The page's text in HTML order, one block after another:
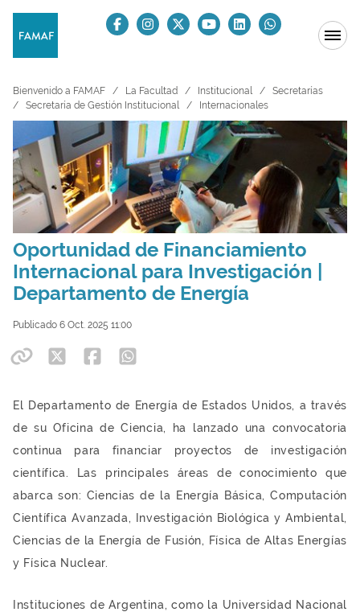
Bienvenido a FAMAF La Facultad Institucional
Secretarías
Secretaría de Gestión Institucional
Internacionales
Oportunidad de Financiamiento
Internacional para Investigación |
Departamento de Energía
Publicado 6 Oct. 2025 11:00
El Departamento de Energía de Estados Unidos, a través
de su Oficina de Ciencia, ha lanzado una convocatoria
continua para financiar proyectos de investigación
científica. Las principales áreas de conocimiento que
abarca son: Ciencias de la Energía Básica, Computación
Científica Avanzada, Investigación Biológica y Ambiental,
Ciencias de la Energía de Fusión, Física de Altas Energías
y Física Nuclear.
Instituciones de Argentina, como la Universidad Nacional